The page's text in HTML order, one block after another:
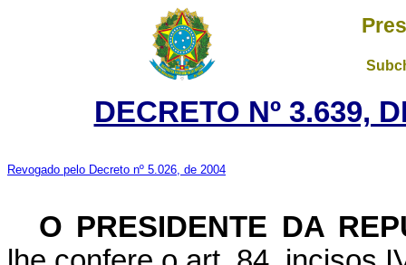
DECRETO Nº 3.639,
Revogado pelo Decreto nº 5.026, de 2004
O PRESIDENTE DA